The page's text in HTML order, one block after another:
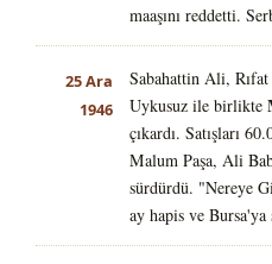
maaşını reddetti.
25 Ara
1946
Sabahattin Ali,
Uykusuz ile birlikte
çıkardı. Satışları
Malum Paşa, Ali
sürdürdü. "Nereye
ay hapis ve Bursa'ya